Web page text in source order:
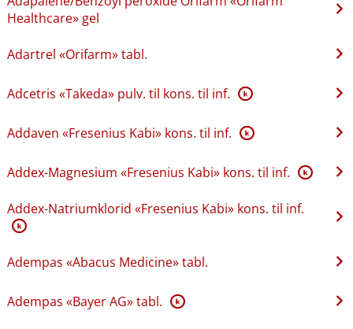
Healthcare» gel
Adartrel «Orifarm» tabl.
Adcetris «Takeda» pulv. til kons. til inf. K
Addaven «Fresenius Kabi» kons. til inf. K
Addex-Magnesium «Fresenius Kabi» kons. til inf. K
Addex-Natriumklorid «Fresenius Kabi» kons. til inf.
K
Adempas «Abacus Medicine» tabl.
Adempas «Bayer AG» tabl. K